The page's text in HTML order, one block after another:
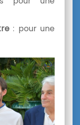
: pour une